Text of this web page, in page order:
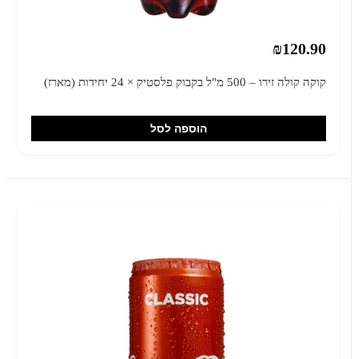
₪120.90
קוקה קולה זירו – 500 מ"ל בקבוק פלסטיק × 24 יחידות (מארז)
הוספה לסל